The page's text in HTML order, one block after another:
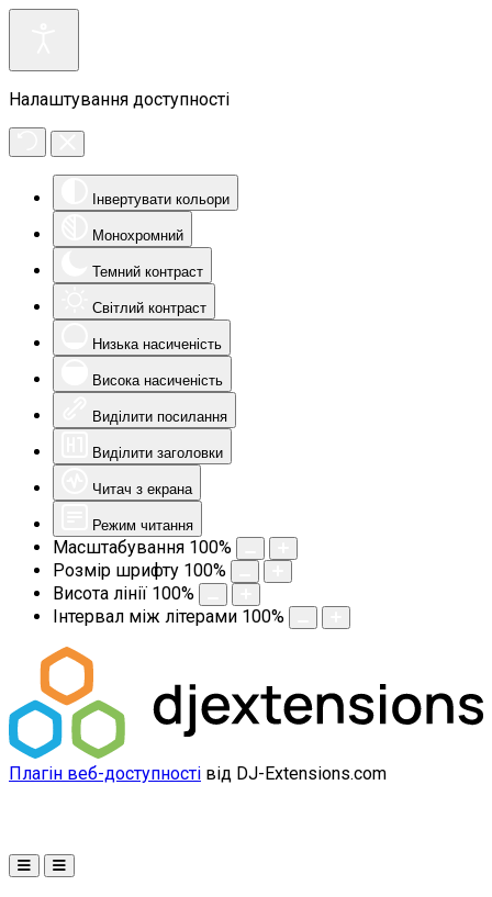
Налаштування доступності
Інвертувати кольори
Монохромний
Темний контраст
Світлий контраст
Низька насиченість
Висока насиченість
Виділити посилання
Виділити заголовки
Читач з екрана
Режим читання
Масштабування 100%
Розмір шрифту 100%
Висота лінії 100%
Інтервал між літерами 100%
Плагін веб-доступності від DJ-Extensions.com